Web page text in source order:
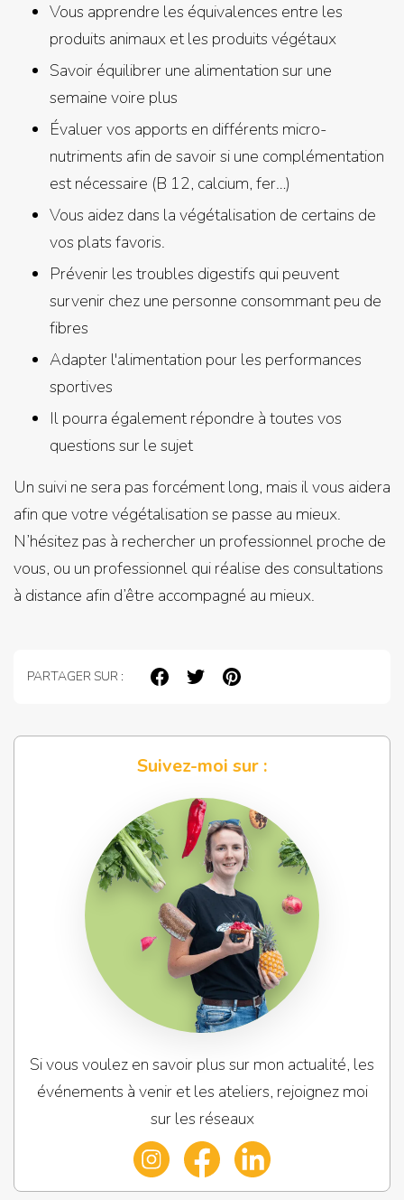
Vous apprendre les équivalences entre les
produits animaux et les produits végétaux
Savoir équilibrer une alimentation sur une
semaine voire plus
Évaluer vos apports en différents micro-
nutriments afin de savoir si une complémentation
est nécessaire (B 12, calcium, fer…)
Vous aidez dans la végétalisation de certains de
vos plats favoris.
Prévenir les troubles digestifs qui peuvent
survenir chez une personne consommant peu de
fibres
Adapter l'alimentation pour les performances
sportives
Il pourra également répondre à toutes vos
questions sur le sujet
Un suivi ne sera pas forcément long, mais il vous aidera
afin que votre végétalisation se passe au mieux.
N’hésitez pas à rechercher un professionnel proche de
vous, ou un professionnel qui réalise des consultations
à distance afin d’être accompagné au mieux.
PARTAGER SUR :
Suivez-moi sur :
Si vous voulez en savoir plus sur mon actualité, les
événements à venir et les ateliers, rejoignez moi
sur les réseaux